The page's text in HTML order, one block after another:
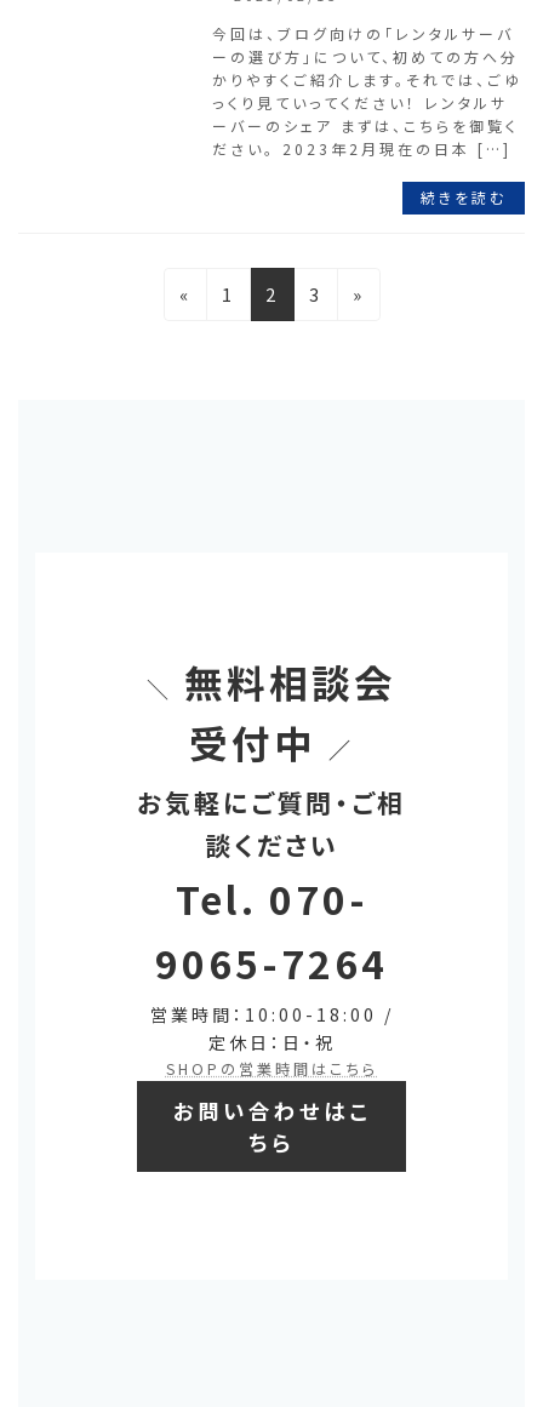
今回は、ブログ向けの「レンタルサーバ
ーの選び方」について、初めての方へ分
かりやすくご紹介します。それでは、ごゆ
っくり見ていってください！ レンタルサ
ーバーのシェア まずは、こちらを御覧く
ださい。 2023年2月現在の日本 […]
続きを読む
«
固
1
固
定
2
固
3 »
＼
無料相談会
受付中
／
お気軽にご質問・ご相
談ください
Tel. 070-
9065-7264
営業時間：10:00-18:00 /
定休日：日・祝
SHOPの営業時間はこちら
お問い合わせはこ
ちら